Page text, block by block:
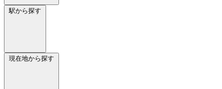
駅から探す
現在地から探す